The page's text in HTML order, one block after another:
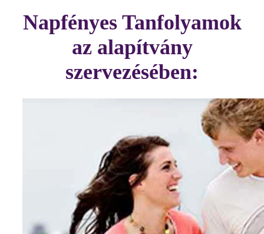
Napfényes Tanfolyamok
az alapítvány
szervezésében: